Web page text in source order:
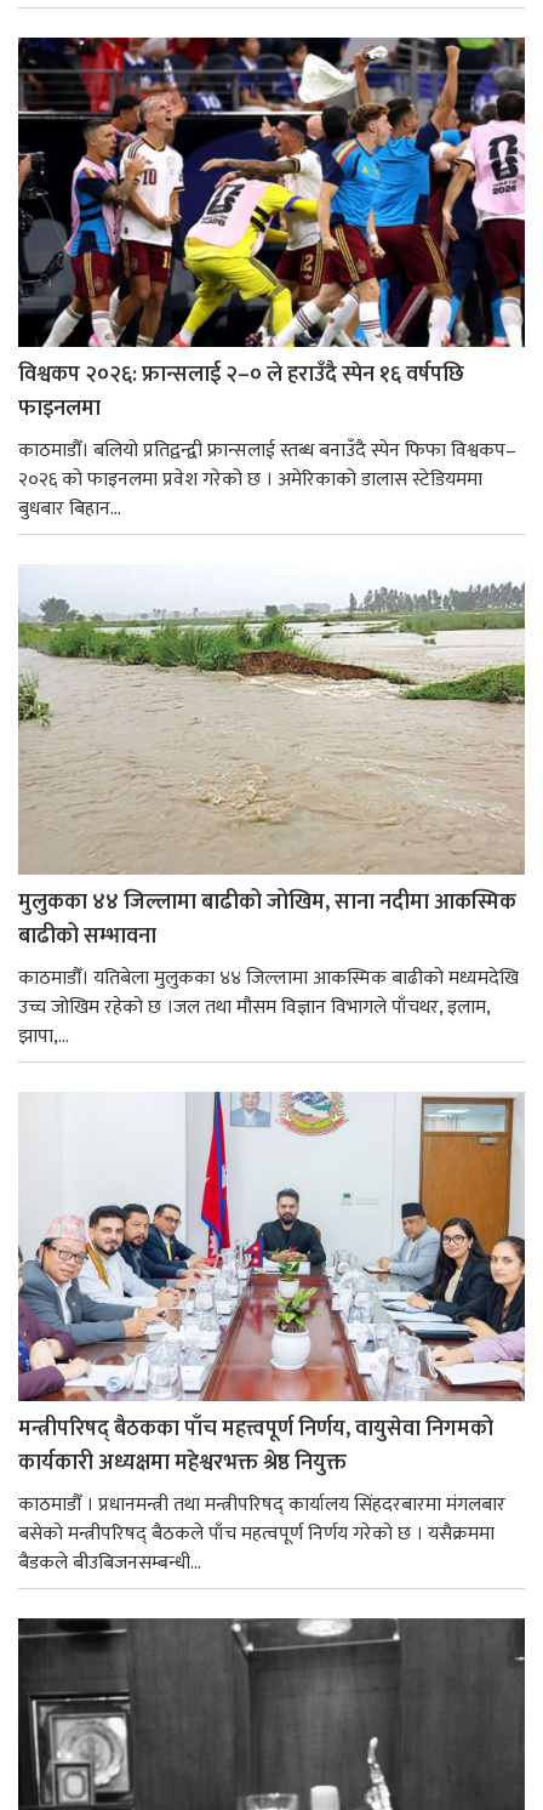
विश्वकप २०२६: फ्रान्सलाई २–० ले हराउँदै स्पेन १६ वर्षपछि
फाइनलमा
काठमाडौँ। बलियो प्रतिद्वन्द्वी फ्रान्सलाई स्तब्ध बनाउँदै स्पेन फिफा विश्वकप–
२०२६ को फाइनलमा प्रवेश गरेको छ । अमेरिकाको डालास स्टेडियममा
बुधबार बिहान...
मुलुकका ४४ जिल्लामा बाढीको जोखिम, साना नदीमा आकस्मिक
बाढीको सम्भावना
काठमाडौँ। यतिबेला मुलुकका ४४ जिल्लामा आकस्मिक बाढीको मध्यमदेखि
उच्च जोखिम रहेको छ ।जल तथा मौसम विज्ञान विभागले पाँचथर, इलाम,
झापा,...
मन्त्रीपरिषद् बैठकका पाँच महत्त्वपूर्ण निर्णय, वायुसेवा निगमको
कार्यकारी अध्यक्षमा महेश्वरभक्त श्रेष्ठ नियुक्त
काठमाडौँ । प्रधानमन्त्री तथा मन्त्रीपरिषद् कार्यालय सिंहदरबारमा मंगलबार
बसेको मन्त्रीपरिषद् बैठकले पाँच महत्वपूर्ण निर्णय गरेको छ । यसैक्रममा
बैडकले बीउबिजनसम्बन्धी...